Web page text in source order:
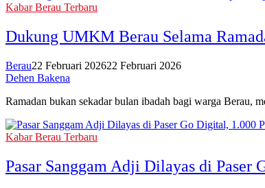
Kabar Berau Terbaru
Dukung UMKM Berau Selama
Berau22 Februari 202622 Februari 2026
Dehen Bakena
Ramadan bukan sekadar bulan ibadah bagi warga
Kabar Berau Terbaru
Pasar Sanggam Adji Dilayas di Paser